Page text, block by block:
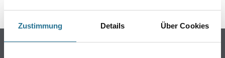
Zustimmung Details Über Cookies
0 Ergebnisse
Online-Shop